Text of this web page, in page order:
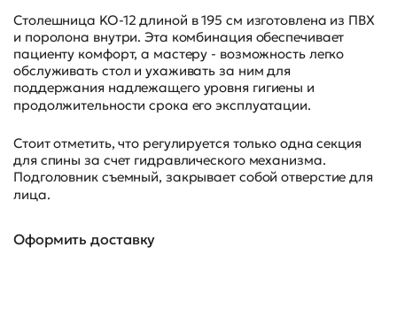
Столешница KO-12 длиной в 195 см изготовлена из ПВХ
и поролона внутри. Эта комбинация обеспечивает
пациенту комфорт, а мастеру - возможность легко
обслуживать стол и ухаживать за ним для
поддержания надлежащего уровня гигиены и
продолжительности срока его эксплуатации.
Стоит отметить, что регулируется только одна секция
для спины за счет гидравлического механизма.
Подголовник съемный, закрывает собой отверстие для
лица.
Оформить доставку